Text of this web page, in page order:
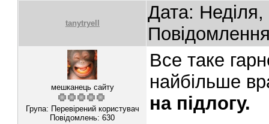
tanytryell
Дата:
мешканець сайту
Група: Перевірений користувач
Повідомлень:630
Все таке
найбільше
на підлогу.